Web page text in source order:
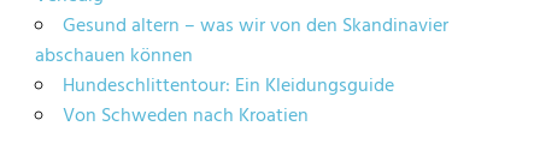
Gesund altern – was wir von den Skandinavier
abschauen können
Hundeschlittentour: Ein Kleidungsguide
Von Schweden nach Kroatien